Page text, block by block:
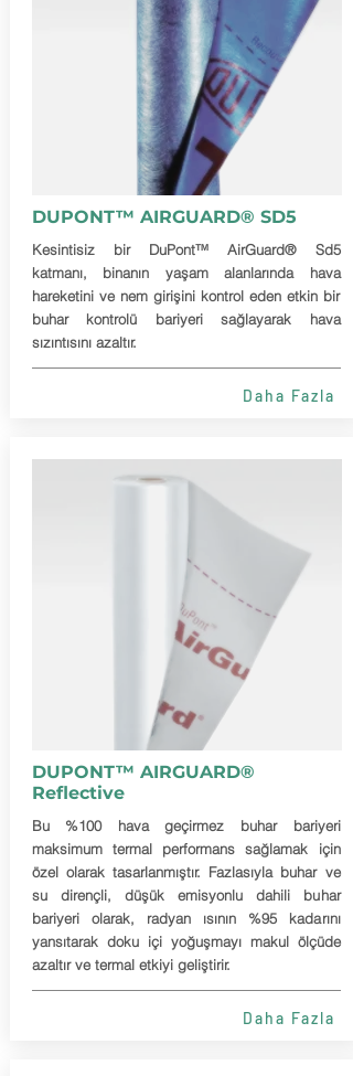
DUPONT™ AIRGUARD® SD5
Kesintisiz bir DuPont™ AirGuard® Sd5
katmanı, binanın yaşam alanlarında hava
hareketini ve nem girişini kontrol eden etkin bir
buhar kontrolü bariyeri sağlayarak hava
sızıntısını azaltır.
Daha Fazla
DUPONT™ AIRGUARD®
Reflective
Bu %100 hava geçirmez buhar bariyeri
maksimum termal performans sağlamak için
özel olarak tasarlanmıştır. Fazlasıyla buhar ve
su dirençli, düşük emisyonlu dahili buhar
bariyeri olarak, radyan ısının %95 kadarını
yansıtarak doku içi yoğuşmayı makul ölçüde
azaltır ve termal etkiyi geliştirir.
Daha Fazla